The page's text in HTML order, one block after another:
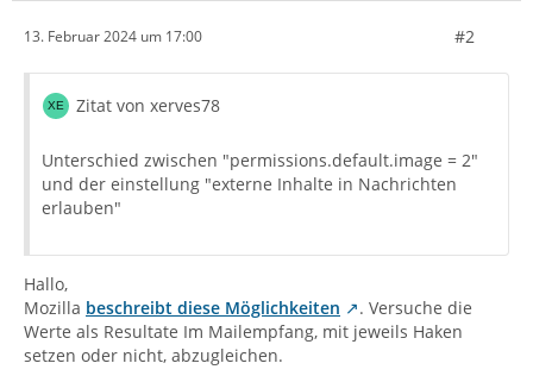
13. Februar 2024 um 17:00 #2
Zitat von xerves78
Unterschied zwischen "permissions.default.image = 2"
und der einstellung "externe Inhalte in Nachrichten
erlauben"
Hallo,
Mozilla beschreibt diese Möglichkeiten
. Versuche die
Werte als Resultate Im Mailempfang, mit jeweils Haken
setzen oder nicht, abzugleichen.